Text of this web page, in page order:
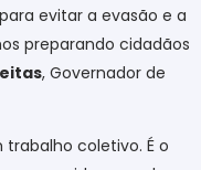
evitar a evasão e a
preparando cidadãos
, Governador de
coletivo. É o